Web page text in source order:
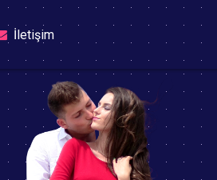
İletişim